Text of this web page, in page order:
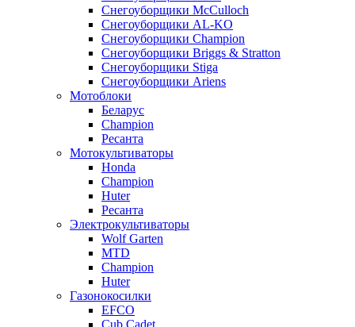
Снегоуборщики McCulloch
Снегоуборщики AL-KO
Снегоуборщики Champion
Снегоуборщики Briggs & Stratton
Снегоуборщики Stiga
Снегоуборщики Ariens
Мотоблоки
Беларус
Champion
Ресанта
Мотокультиваторы
Honda
Champion
Huter
Ресанта
Электрокультиваторы
Wolf Garten
MTD
Champion
Huter
Газонокосилки
EFCO
Cub Cadet